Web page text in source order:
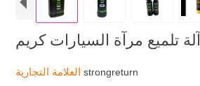
آلة تلميع مرآة السيارات كريم
العلامة التجاريةstrongreturn